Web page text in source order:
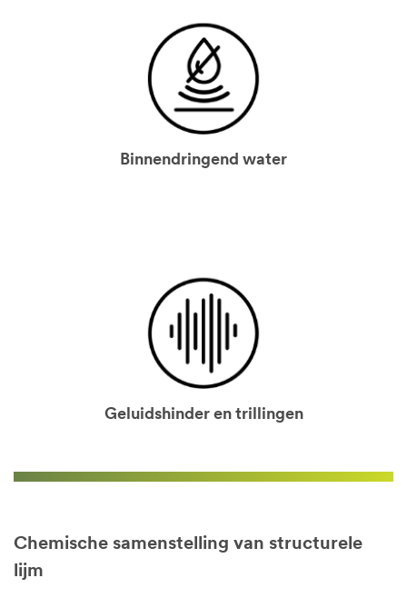
Binnendringend water
Geluidshinder en trillingen
Chemische samenstelling van structurele
lijm